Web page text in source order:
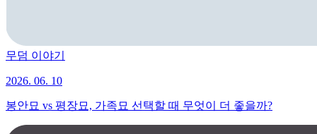
무덤 이야기
2026. 06. 10
봉안묘 vs 평장묘, 가족묘 선택할 때 무엇이 더 좋을까?